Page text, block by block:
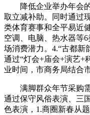
降低企业举办年会的
取立减补助。同时通过
类体育赛事和全平易近
空调、电脑、热水器等
场消费潜力。4.“古都新
通过“灯会+庙会+演艺+
业时间，市商务局结合
满脚群众年节采购需
通过保守风俗表演、三
色表演，1.商圈新春从